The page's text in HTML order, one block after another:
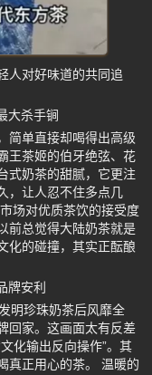
人对好味道的共同追
大杀手锏
简单直接却喝得出高级
王茶姬的伯牙绝弦、花
式奶茶的甜腻，它更注
，让人忍不住多点几
场对优质茶饮的接受度
前总觉得大陆奶茶就是
化的碰撞，其实正酝酿
牌安利
明珍珠奶茶后风靡全
回家。这画面太有反差
化输出反向操作”。其
真正用心的茶。 温暖的